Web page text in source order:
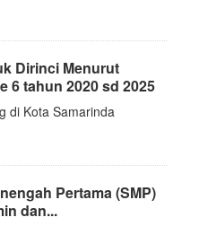
Dirinci Menurut
6 tahun 2020 sd 2025
di Kota Samarinda
Pertama (SMP)
dan...